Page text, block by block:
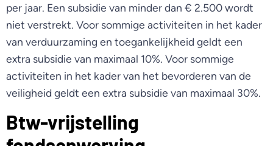
per jaar. Een subsidie van minder dan € 2.500 wordt
niet verstrekt. Voor sommige activiteiten in het kader
van verduurzaming en toegankelijkheid geldt een
extra subsidie van maximaal 10%. Voor sommige
activiteiten in het kader van het bevorderen van de
veiligheid geldt een extra subsidie van maximaal 30%.
Btw-vrijstelling